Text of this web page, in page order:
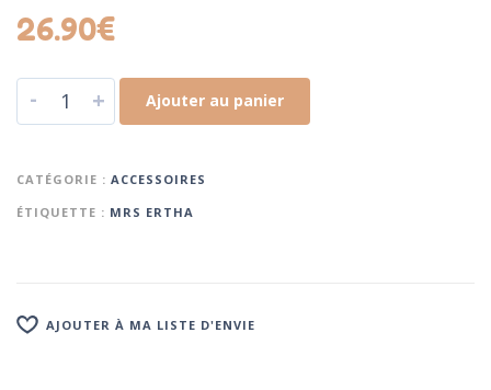
26.90€
- + Ajouter au panier
CATÉGORIE : ACCESSOIRES
ÉTIQUETTE : MRS ERTHA
AJOUTER À MA LISTE D'ENVIE